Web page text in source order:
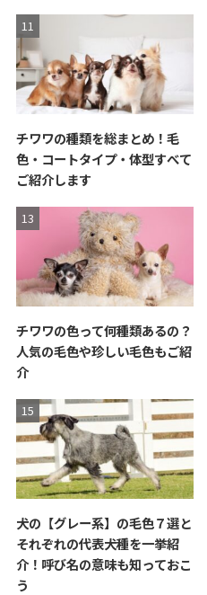
チワワの種類を総まとめ！毛
色・コートタイプ・体型すべて
ご紹介します
チワワの色って何種類あるの？
人気の毛色や珍しい毛色もご紹
介
犬の【グレー系】の毛色７選と
それぞれの代表犬種を一挙紹
介！呼び名の意味も知っておこ
う